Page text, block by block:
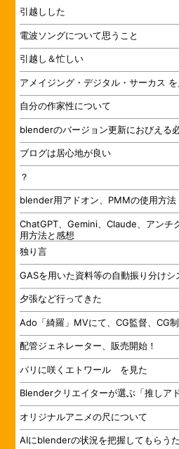
引越しした
電波ソングについて思うこと
引越し＆忙しい
アメイジング・デジタル・サーカス
自分の作家性について
blenderのバージョン更新におびえる
ブログは居心地が良い
？
blender用アドオン、PMMの使用方法
ChatGPT、Gemini、Claude、アンチ
用方法と感想
独り言
GASを用いた資料等の自動振り分けシ
夕張など行ってきた
Ado「綺羅」MVにて、CG監督、CG
配管ジェネレーター、販売開始！
パリに咲くエトワール を見た
Blenderクリエイターが選ぶ「推しア
オリジナルアニメの尺について
AIにblenderの状況を把握してもらう